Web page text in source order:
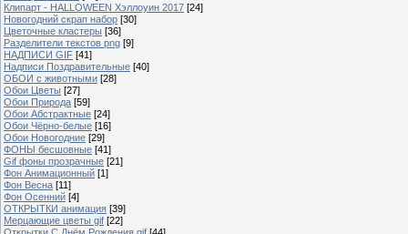
Клипарт - HALLOWEEN Хэллоуин 2017 [24]
Новогодний скрап набор [30]
Цветочные кластеры [36]
Разделители текстов png [9]
НАДПИСИ GIF [41]
Надписи Поздравительные [40]
ОБОИ с животными [28]
Обои Цветы [27]
Обои Природа [59]
Обои Абстрактные [24]
Обои Чёрно-белые [16]
Обои Новогодние [29]
ФОНЫ бесшовные [41]
Gif фоны прозрачные [21]
Фон Анимационный [1]
Фон Весна [11]
Фон Осенний [4]
ОТКРЫТКИ анимация [39]
Мерцающие цветы gif [22]